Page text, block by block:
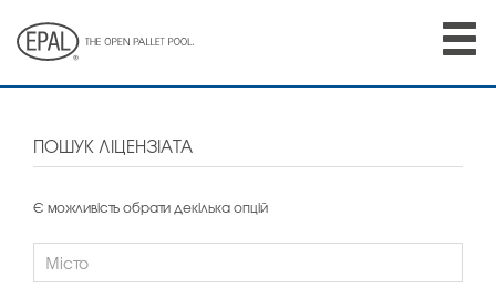
main
ПОШУК ЛІЦЕНЗІАТА
Є можливість обрати декілька опцій